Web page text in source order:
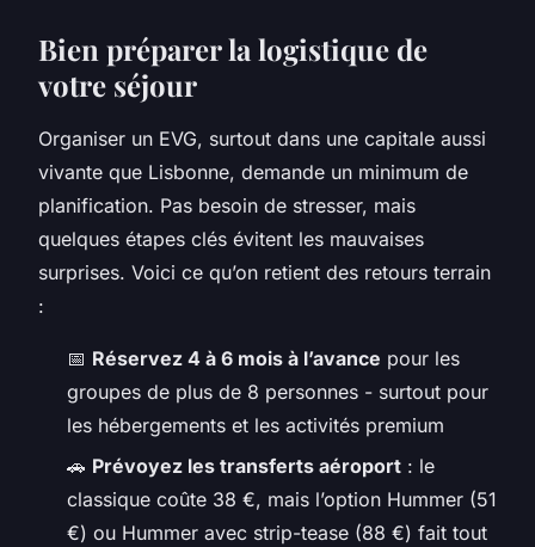
Bien préparer la logistique de
votre séjour
Organiser un EVG, surtout dans une capitale aussi
vivante que Lisbonne, demande un minimum de
planification. Pas besoin de stresser, mais
quelques étapes clés évitent les mauvaises
surprises. Voici ce qu’on retient des retours terrain
:
📅 Réservez 4 à 6 mois à l’avance pour les
groupes de plus de 8 personnes - surtout pour
les hébergements et les activités premium
🚗 Prévoyez les transferts aéroport : le
classique coûte 38 €, mais l’option Hummer (51
€) ou Hummer avec strip-tease (88 €) fait tout